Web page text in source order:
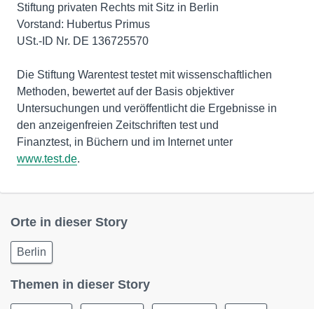
Stiftung privaten Rechts mit Sitz in Berlin
Vorstand: Hubertus Primus
USt.-ID Nr. DE 136725570
Die Stiftung Warentest testet mit wissenschaftlichen
Methoden, bewertet auf der Basis objektiver
Untersuchungen und veröffentlicht die Ergebnisse in
den anzeigenfreien Zeitschriften test und
Finanztest, in Büchern und im Internet unter
www.test.de.
Orte in dieser Story
Berlin
Themen in dieser Story